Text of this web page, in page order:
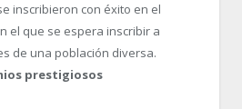
inscribieron con éxito en el
el que se espera inscribir a
de una población diversa.
prestigiosos